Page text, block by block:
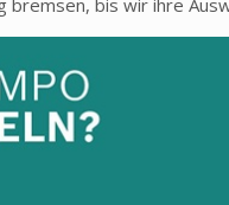
bremsen, bis wir ihre